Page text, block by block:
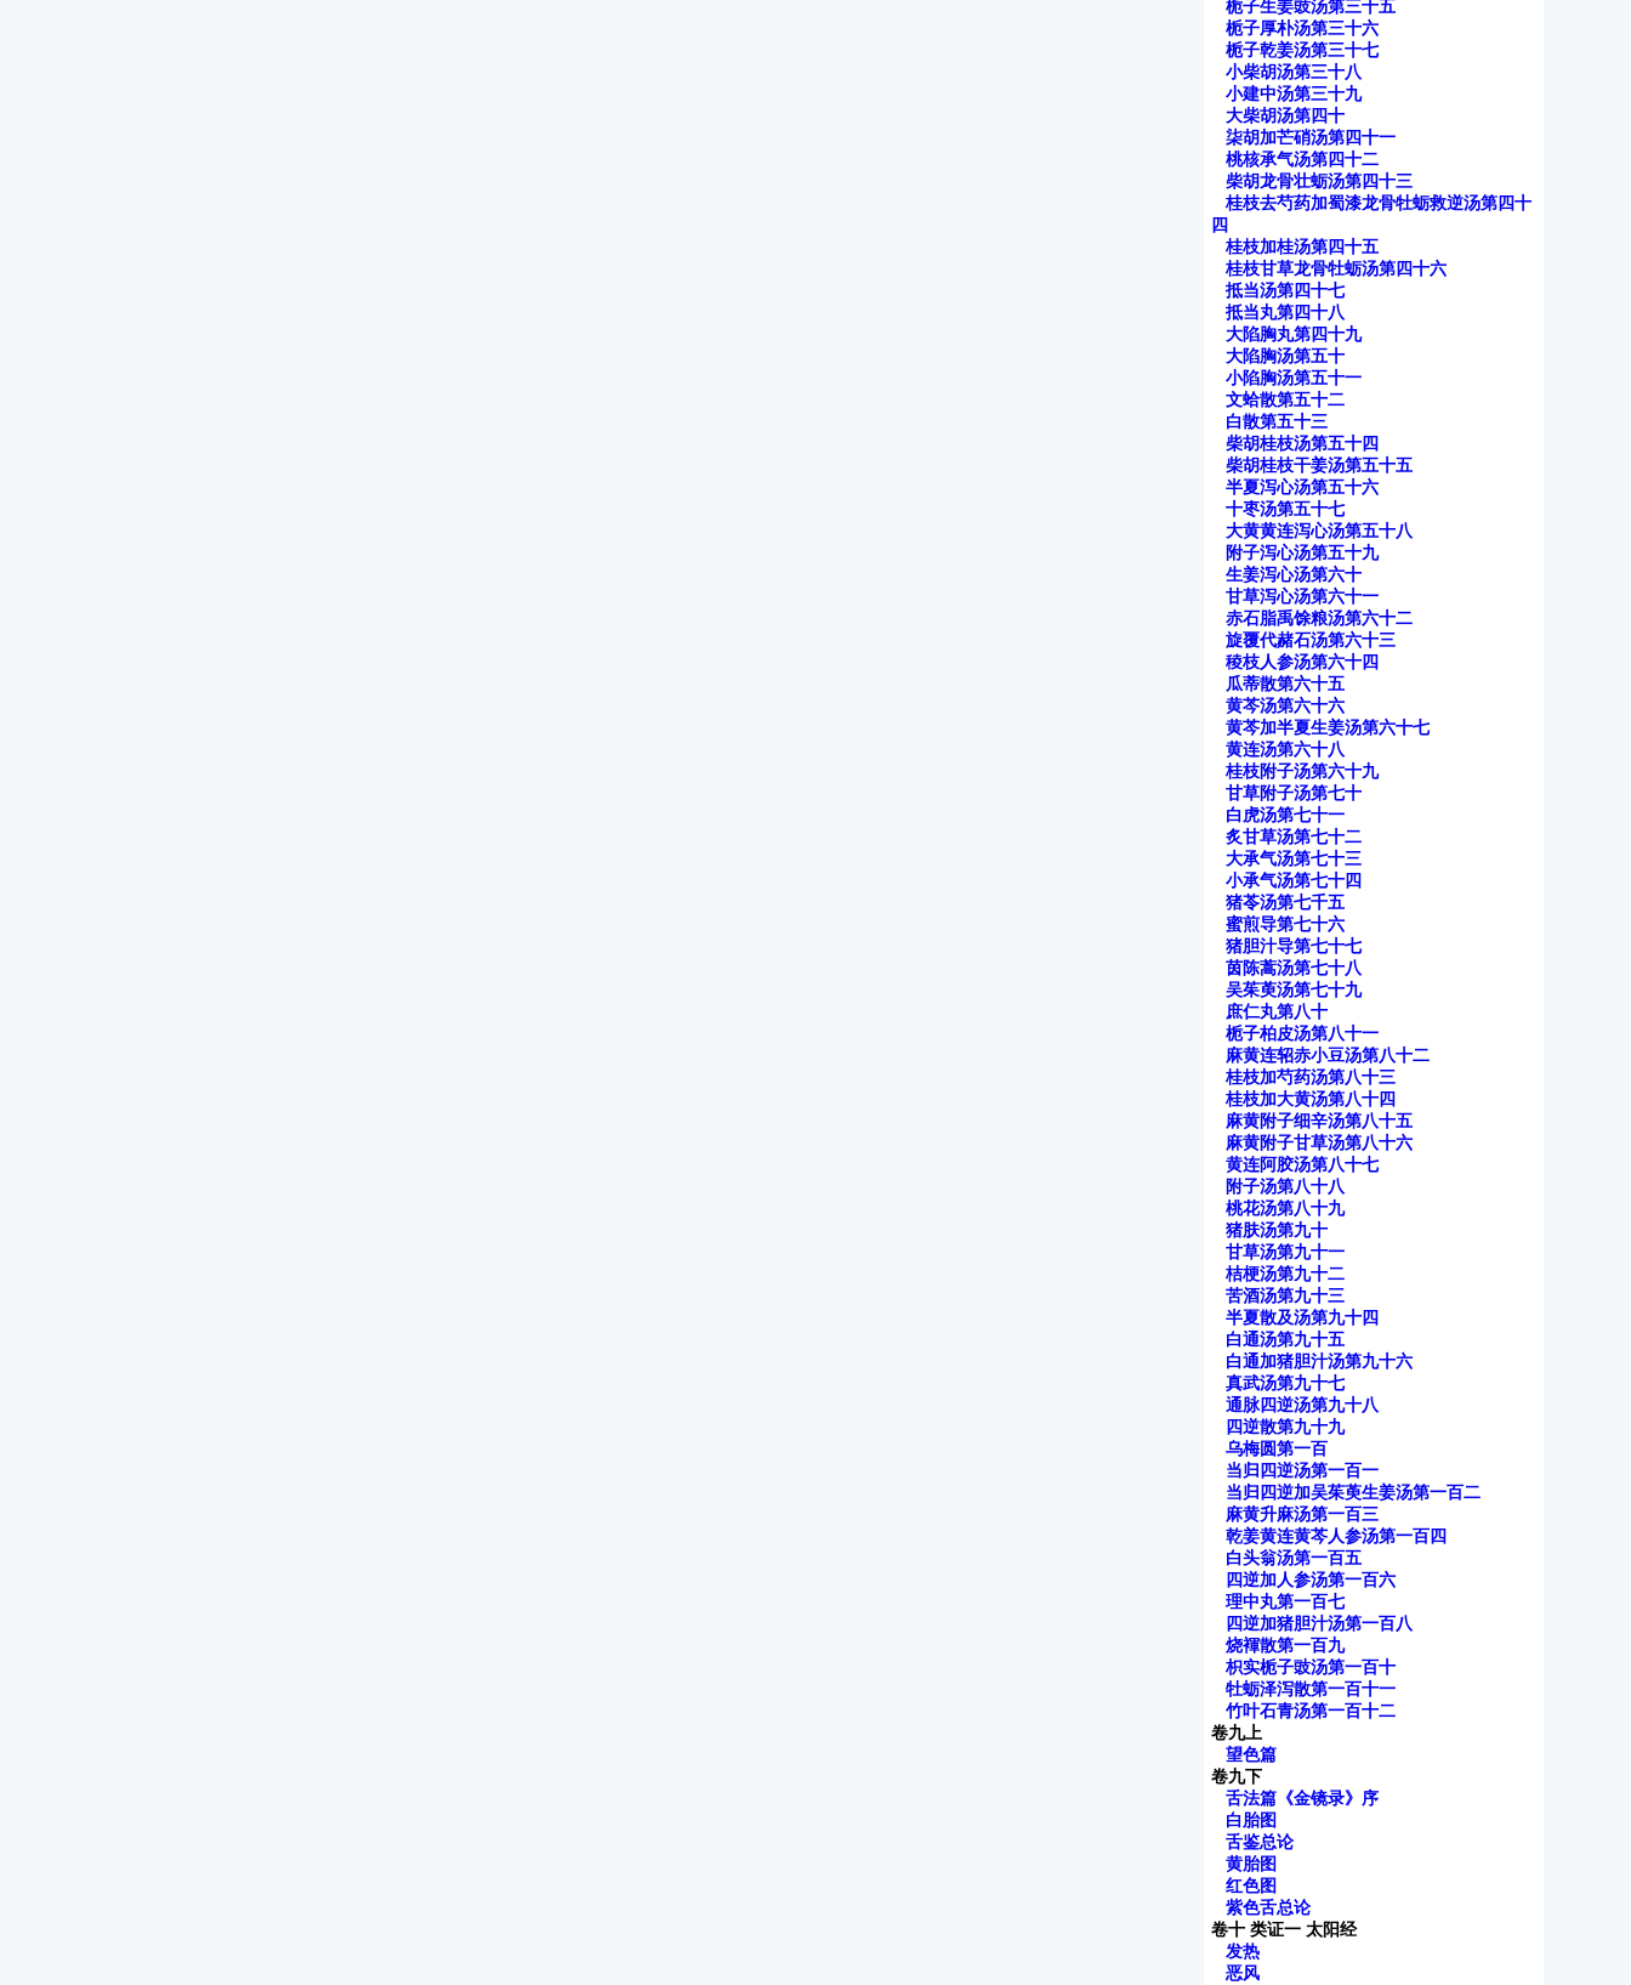
栀子生姜豉汤第三十五
栀子厚朴汤第三十六
栀子乾姜汤第三十七
小柴胡汤第三十八
小建中汤第三十九
大柴胡汤第四十
柒胡加芒硝汤第四十一
桃核承气汤第四十二
柴胡龙骨壮蛎汤第四十三
桂枝去芍药加蜀漆龙骨牡蛎救逆汤第四十
四
桂枝加桂汤第四十五
桂枝甘草龙骨牡蛎汤第四十六
抵当汤第四十七
抵当丸第四十八
大陷胸丸第四十九
大陷胸汤第五十
小陷胸汤第五十一
文蛤散第五十二
白散第五十三
柴胡桂枝汤第五十四
柴胡桂枝干姜汤第五十五
半夏泻心汤第五十六
十枣汤第五十七
大黄黄连泻心汤第五十八
附子泻心汤第五十九
生姜泻心汤第六十
甘草泻心汤第六十一
赤石脂禹馀粮汤第六十二
旋覆代赭石汤第六十三
稜枝人参汤第六十四
瓜蒂散第六十五
黄芩汤第六十六
黄芩加半夏生姜汤第六十七
黄连汤第六十八
桂枝附子汤第六十九
甘草附子汤第七十
白虎汤第七十一
炙甘草汤第七十二
大承气汤第七十三
小承气汤第七十四
猪苓汤第七千五
蜜煎导第七十六
猪胆汁导第七十七
茵陈蒿汤第七十八
吴茱萸汤第七十九
庶仁丸第八十
栀子柏皮汤第八十一
麻黄连轺赤小豆汤第八十二
桂枝加芍药汤第八十三
桂枝加大黄汤第八十四
麻黄附子细辛汤第八十五
麻黄附子甘草汤第八十六
黄连阿胶汤第八十七
附子汤第八十八
桃花汤第八十九
猪肤汤第九十
甘草汤第九十一
桔梗汤第九十二
苦酒汤第九十三
半夏散及汤第九十四
白通汤第九十五
白通加猪胆汁汤第九十六
真武汤第九十七
通脉四逆汤第九十八
四逆散第九十九
乌梅圆第一百
当归四逆汤第一百一
当归四逆加吴茱萸生姜汤第一百二
麻黄升麻汤第一百三
乾姜黄连黄芩人参汤第一百四
白头翁汤第一百五
四逆加人参汤第一百六
理中丸第一百七
四逆加猪胆汁汤第一百八
烧褌散第一百九
枳实栀子豉汤第一百十
牡蛎泽泻散第一百十一
竹叶石青汤第一百十二
卷九上
望色篇
卷九下
舌法篇《金镜录》序
白胎图
舌鉴总论
黄胎图
红色图
紫色舌总论
卷十 类证一 太阳经
发热
恶风